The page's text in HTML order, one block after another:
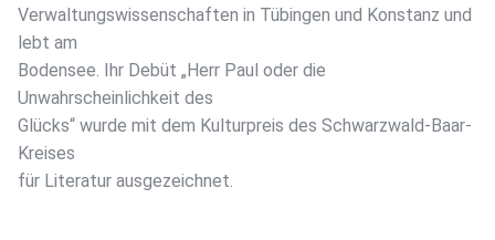
Verwaltungswissenschaften in Tübingen und Konstanz und
lebt am
Bodensee. Ihr Debüt „Herr Paul oder die
Unwahrscheinlichkeit des
Glücks“ wurde mit dem Kulturpreis des Schwarzwald-Baar-
Kreises
für Literatur ausgezeichnet.